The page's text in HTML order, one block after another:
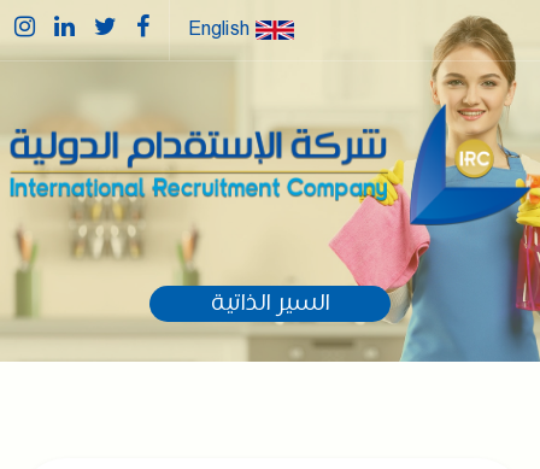
السير الذاتية